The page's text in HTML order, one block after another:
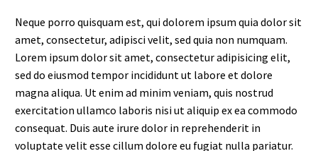
Neque porro quisquam est, qui dolorem ipsum quia dolor sit
amet, consectetur, adipisci velit, sed quia non numquam.
Lorem ipsum dolor sit amet, consectetur adipisicing elit,
sed do eiusmod tempor incididunt ut labore et dolore
magna aliqua. Ut enim ad minim veniam, quis nostrud
exercitation ullamco laboris nisi ut aliquip ex ea commodo
consequat. Duis aute irure dolor in reprehenderit in
voluptate velit esse cillum dolore eu fugiat nulla pariatur.